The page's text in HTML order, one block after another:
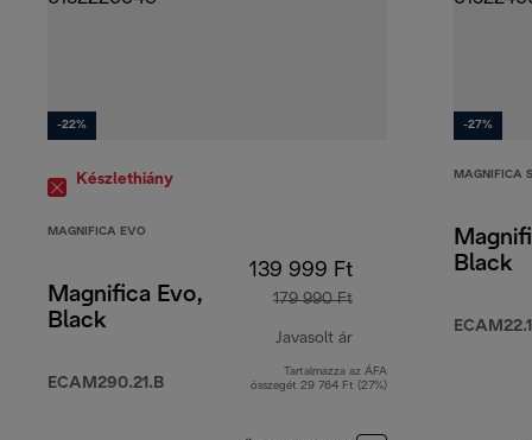
-22%
Készlethiány
MAGNIFICA EVO
Magnifica Evo,
Black
ECAM290.21.B
139 999 Ft
179 990 Ft
Javasolt ár
eredeti ár 179 990 Ft
Tartalmazza az ÁFA
összegét 29 764 Ft (27%)
-27%
MAGNIFICA S
Black